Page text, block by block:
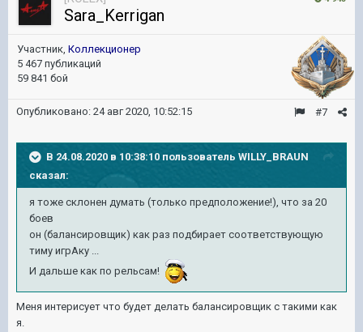
Sara_Kerrigan
Участник, Коллекционер
5 467 публикаций
59 841 бой
#7
Опубликовано: 24 авг 2020, 10:52:15
В 24.08.2020 в 10:38:10 пользователь WILLY_BRAUN
сказал:
я тоже склонен думать (только предположение!), что за 20
боев
он (балансировщик) как раз подбирает соответствующую
тиму игрАку ...
И дальше как по рельсам!
Меня интерисует что будет делать балансировщик с такими как
я.